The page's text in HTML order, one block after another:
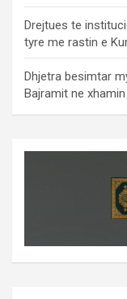
Drejtues te
tyre me rastin e
Dhjetra besimtar
Bajramit ne